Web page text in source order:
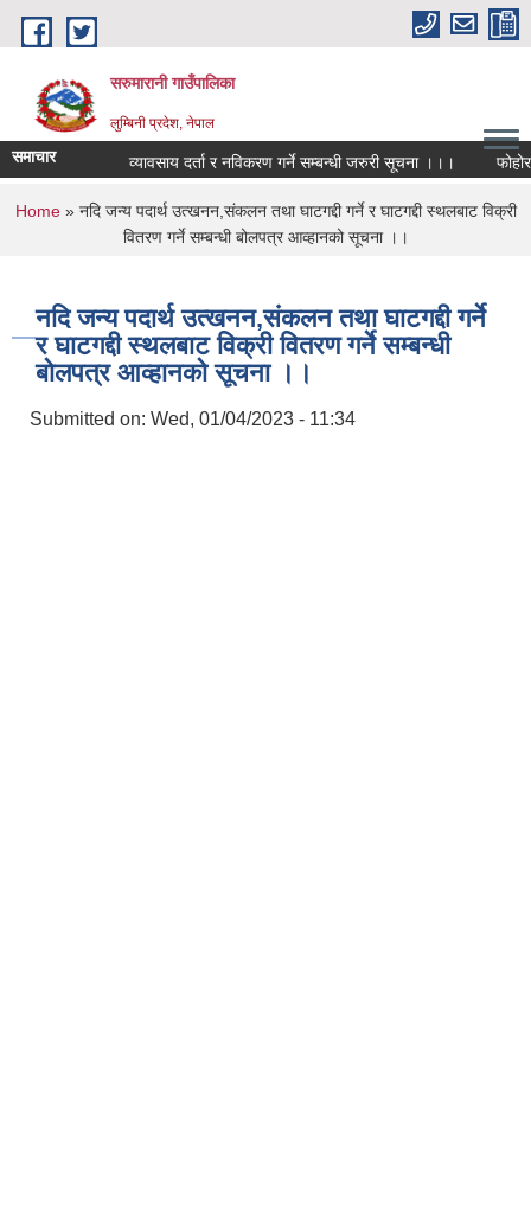
Skip to main content
सरुमारानी गाउँपालिका
लुम्बिनी प्रदेश, नेपाल
समाचार व्यावसाय दर्ता र नविकरण गर्ने सम्बन्धी जरुरी सूचना ।।।
You are here
Home» नदि जन्य पदार्थ उत्खनन,संकलन तथा घाटगद्दी गर्ने र घाटगद्दी स्थलबाट विक्री
वितरण गर्ने सम्बन्धी बोलपत्र आव्हानको सूचना ।।
नदि जन्य पदार्थ उत्खनन,संकलन तथा घाटगद्दी गर्ने
र घाटगद्दी स्थलबाट विक्री वितरण गर्ने सम्बन्धी
बोलपत्र आव्हानको सूचना ।।
Submitted on: Wed, 01/04/2023 - 11:34